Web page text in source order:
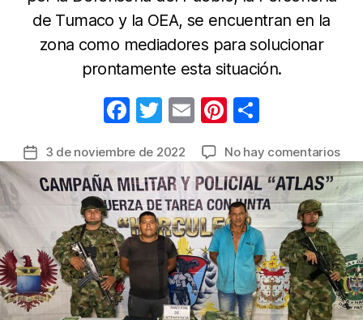
de Tumaco y la OEA, se encuentran en la
zona como mediadores para solucionar
prontamente esta situación.
F
c
e
b
o
o
k
T
itt
er
E
ail
Pi
er
e
st
m
p
ar
tir
Fecha
la
entrada
3 de noviembre de 2022 No hay comentariosen
tras
de
dos